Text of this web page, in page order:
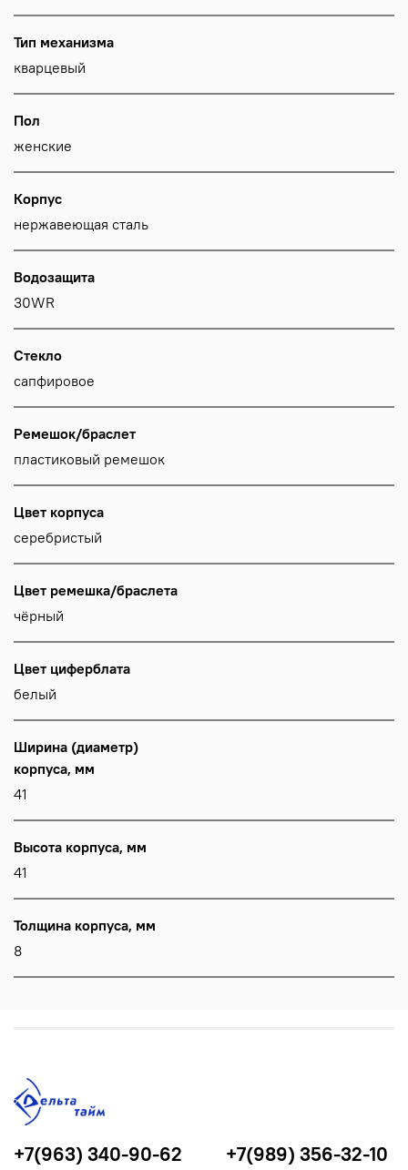
Тип механизма
кварцевый
Пол
женские
Корпус
нержавеющая сталь
Водозащита
30WR
Стекло
сапфировое
Ремешок/браслет
пластиковый ремешок
Цвет корпуса
серебристый
Цвет ремешка/браслета
чёрный
Цвет циферблата
белый
Ширина (диаметр)
корпуса, мм
41
Высота корпуса, мм
41
Толщина корпуса, мм
8
+7(963) 340-90-62 +7(989) 356-32-10